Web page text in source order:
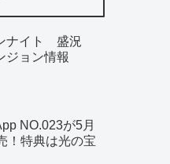
ナイト 盛況
ジョン情報
NO.023が5月
！特典は光の宝